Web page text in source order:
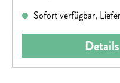
Sofort verfügbar,
Details